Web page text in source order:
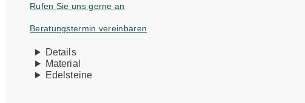
Rufen Sie uns gerne an
Beratungstermin vereinbaren
Details
Material
Edelsteine